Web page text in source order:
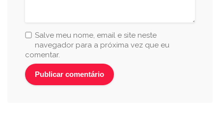
Salve meu nome, email e site neste
navegador para a próxima vez que eu
comentar.